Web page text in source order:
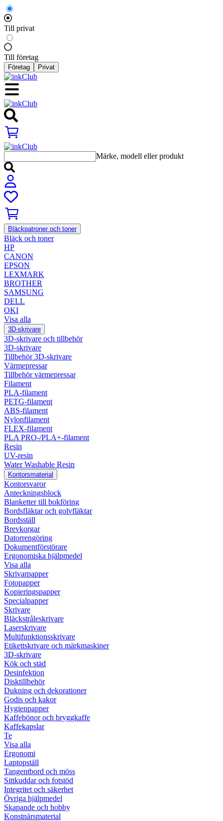
Till privat
Till företag
Företag Privat
Märke, modell eller produkt
Bläckpatroner och toner
Bläck och toner
HP
CANON
EPSON
LEXMARK
BROTHER
SAMSUNG
DELL
OKI
Visa alla
3D-skrivare
3D-skrivare och tillbehör
3D-skrivare
Tillbehör 3D-skrivare
Värmepressar
Tillbehör värmepressar
Filament
PLA-filament
PETG-filament
ABS-filament
Nylonfilament
FLEX-filament
PLA PRO-/PLA+-filament
Resin
UV-resin
Water Washable Resin
Kontorsmaterial
Kontorsvaror
Anteckningsblock
Blanketter till bokföring
Bordsfläktar och golvfläktar
Bordsställ
Brevkorgar
Datorrengöring
Dokumentförstörare
Ergonomiska hjälpmedel
Visa alla
Skrivarpapper
Fotopapper
Kopieringspapper
Specialpapper
Skrivare
Bläckstråleskrivare
Laserskrivare
Multifunktionsskrivare
Etikettskrivare och märkmaskiner
3D-skrivare
Kök och städ
Desinfektion
Disktillbehör
Dukning och dekorationer
Godis och kakor
Hygienpapper
Kaffebönor och bryggkaffe
Kaffekapslar
Te
Visa alla
Ergonomi
Laptopställ
Tangentbord och möss
Sittkuddar och fotstöd
Integritet och säkerhet
Övriga hjälpmedel
Skapande och hobby
Konstnärsmaterial